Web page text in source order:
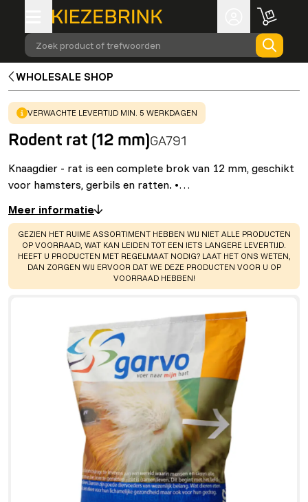
Zoek product of trefwoorden
WHOLESALE SHOP
WARNING:
VERWACHTE LEVERTIJD MIN. 5 WERKDAGEN
Rodent rat (12 mm)GA791
Knaagdier - rat is een complete brok van 12 mm, geschikt
voor hamsters, gerbils en ratten. •…
Meer informatie
WARNING:
GEZIEN HET RUIME ASSORTIMENT HEBBEN WIJ NIET ALLE PRODUCTEN
OP VOORRAAD, WAT KAN LEIDEN TOT EEN IETS LANGERE LEVERTIJD.
HEEFT U PRODUCTEN MET REGELMAAT NODIG? LAAT HET ONS WETEN,
DAN ZORGEN WIJ ERVOOR DAT WE DEZE PRODUCTEN VOOR U OP
VOORRAAD HEBBEN!